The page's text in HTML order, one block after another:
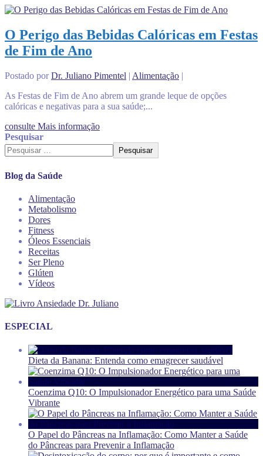
O Perigo das Bebidas Calóricas em Festas
de Fim de Ano
Postado porDr. Juliano Pimentel | Alimentação |
As Festas de Fim de Ano abrem um grande leque de opções
calóricas e negativas para a sua saúde;...
consulte Mais informação
Pesquisar
Pesquisar
Blog da Saúde
Alimentação
Metabolismo
Dores
Fitness
Óleos Essenciais
Receitas
Ser Pleno
Glúten
Vídeos
ESPECIAL
Dieta da Banana: Entenda como emagrecer saudável
Coenzima Q10: O Impulsionador Energético para uma Saúde
Vibrante
O Papel do Pâncreas na Inflamação: Como Manter a Saúde
do Pâncreas para Prevenir a Inflamação